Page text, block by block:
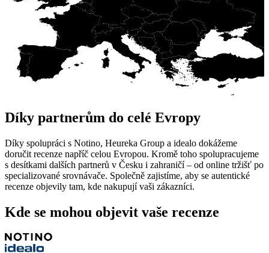
Díky partnerům do celé Evropy
Díky spolupráci s Notino, Heureka Group a idealo dokážeme
doručit recenze napříč celou Evropou. Kromě toho spolupracujeme
s desítkami dalších partnerů v Česku i zahraničí – od online tržišť po
specializované srovnávače. Společně zajistíme, aby se autentické
recenze objevily tam, kde nakupují vaši zákazníci.
Kde se mohou objevit vaše recenze